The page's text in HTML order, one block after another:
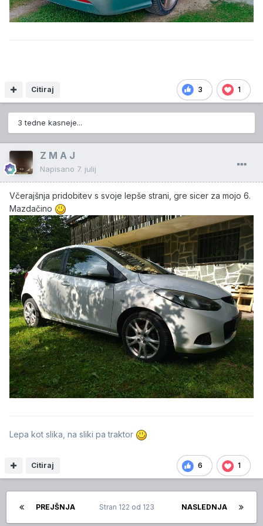
3 1
Citiraj
3 tedne kasneje...
Z M A J
Napisano 7. julij
Včerajšnja pridobitev s svoje lepše strani, gre sicer za mojo 6.
Mazdačino
6 1
Citiraj
Lepa kot slika, na sliki pa traktor
PREJŠNJA NASLEDNJA
Stran 122 od 123